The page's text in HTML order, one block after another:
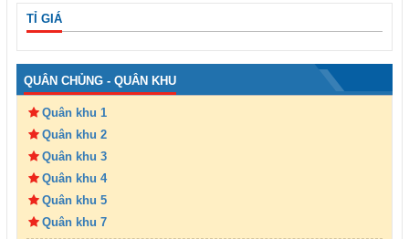
TỈ GIÁ
QUÂN CHỦNG - QUÂN KHU
Quân khu 1
Quân khu 2
Quân khu 3
Quân khu 4
Quân khu 5
Quân khu 7